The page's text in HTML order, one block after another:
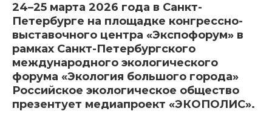
24–25 марта 2026 года в Санкт-
Петербурге на площадке конгрессно-
выставочного центра «Экспофорум» в
рамках Санкт-Петербургского
международного экологического
форума «Экология большого города»
Российское экологическое общество
презентует медиапроект «ЭКОПОЛИС».